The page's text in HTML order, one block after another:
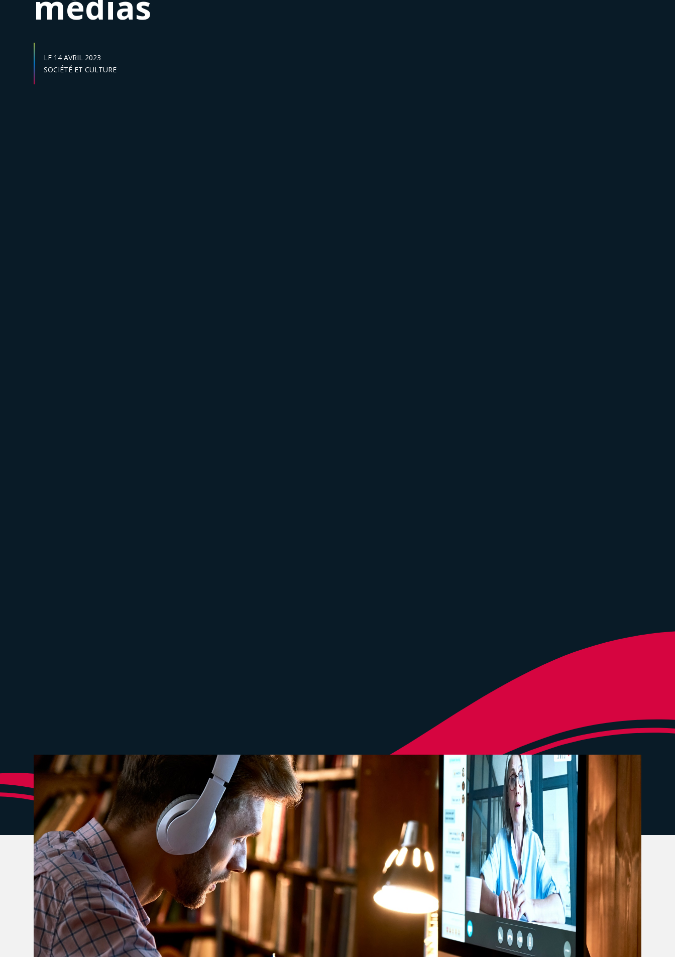
LE DATE DE DÉBUT :
14 AVRIL 2023
Secteur :
SOCIÉTÉ ET CULTURE